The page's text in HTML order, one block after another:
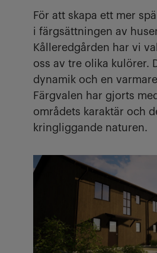
För att skapa ett mer
i färgsättningen av
Kålleredgården har vi
oss av tre olika kulörer.
dynamik och en
Färgvalen har gjorts
områdets karaktär och
kringliggande naturen.